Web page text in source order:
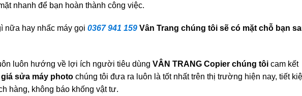
nhanh để bạn hoàn thành công việc.
nữa hay nhấc máy gọi 0367 941 159 Vân Trang chúng tôi sẽ có mặt chỗ bạn
luôn hướng về lợi ích người tiêu dùng VÂN TRANG Copier chúng tôi cam kết
giá sửa máy photo chúng tôi đưa ra luôn là tốt nhất trên thị trường hiện nay, tiết
hàng, không báo khống vật tư.